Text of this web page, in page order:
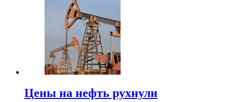
Цены на нефть рухнули